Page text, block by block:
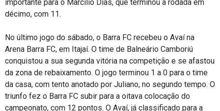
importante para o Marcílio Dias, que terminou a rodada em
décimo, com 11.
No último jogo do sábado, o Barra FC recebeu o Avaí na
Arena Barra FC, em Itajaí. O time de Balneário Camboriú
conquistou a sua segunda vitória na competição e se afastou
da zona de rebaixamento. O jogo terminou 1 a 0 para o time
da casa, com tento anotado por Juliano, no segundo tempo. O
triunfo fez o Barra FC subir para a oitava colocação do
campeonato, com 12 pontos. O Avaí, já classificado para a